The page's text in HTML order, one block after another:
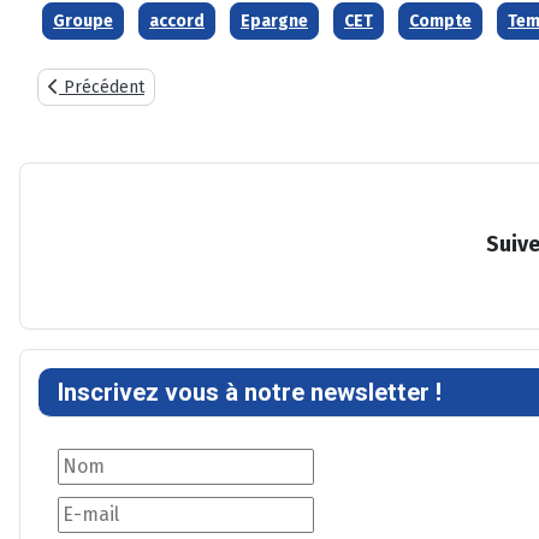
Groupe accord Epargne CET Compte
Article précédent : Support d'informations sur l'état des
Précédent
Inscrivez vous à notre newsletter !